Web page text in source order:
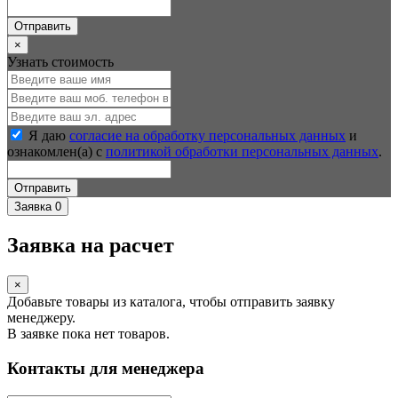
Отправить
×
Узнать стоимость
Я даю согласие на обработку персональных данных и
ознакомлен(а) с политикой обработки персональных данных.
Отправить
Заявка 0
Заявка на расчет
×
Добавьте товары из каталога, чтобы отправить заявку
менеджеру.
В заявке пока нет товаров.
Контакты для менеджера